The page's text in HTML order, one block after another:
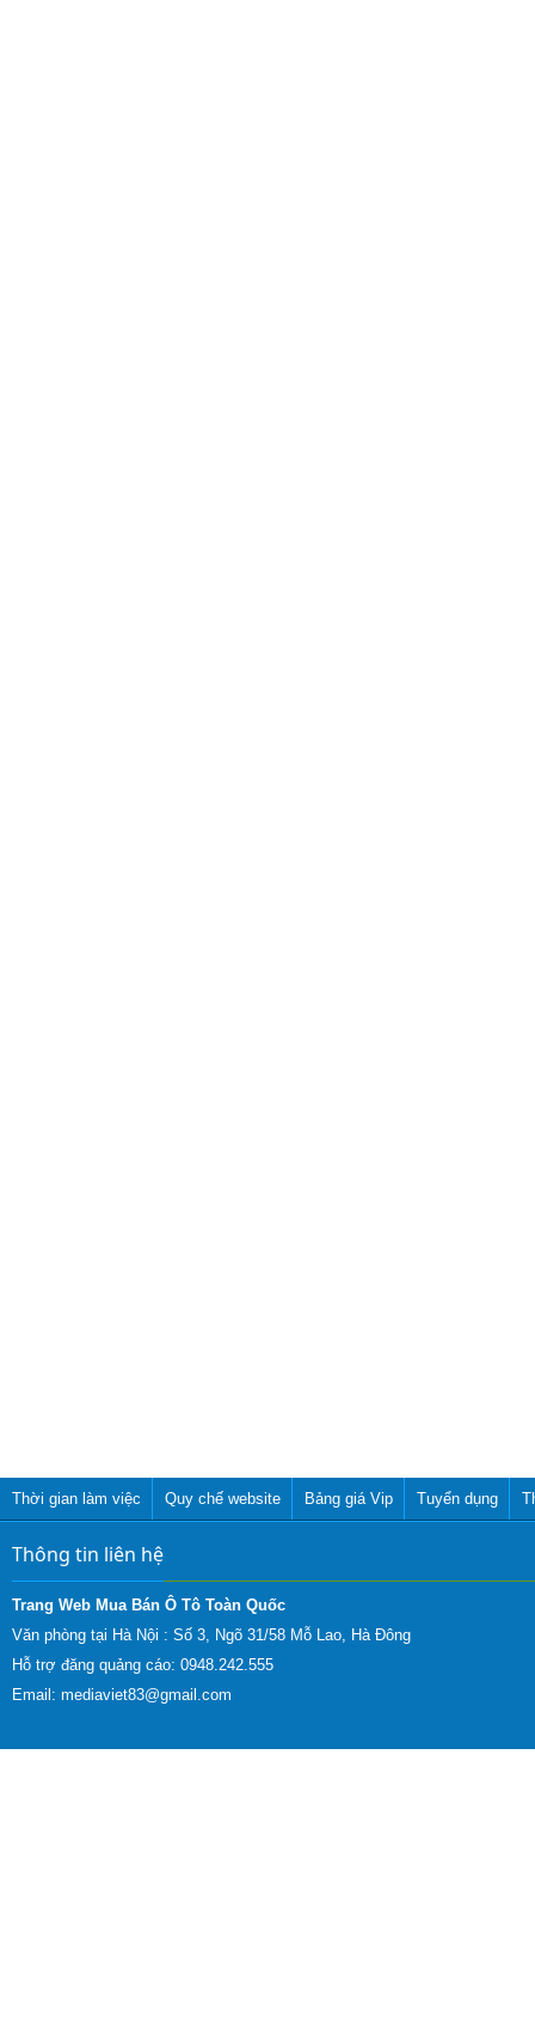
Thời gian làm việc Quy chế website Bảng giá Vip Tuyển dụng
Thông tin liên hệ
Trang Web Mua Bán Ô Tô Toàn Quốc
Văn phòng tại Hà Nội : Số 3, Ngõ 31/58 Mỗ Lao, Hà Đông
Hỗ trợ đăng quảng cáo: 0948.242.555
Email: mediaviet83@gmail.com